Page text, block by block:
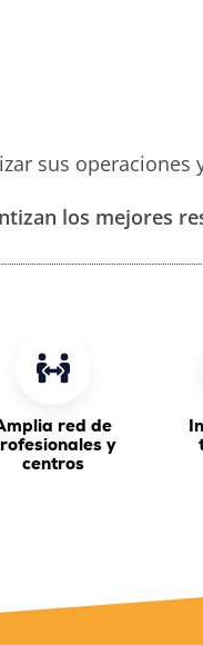
sus operaciones
los mejores
red de
y
centros